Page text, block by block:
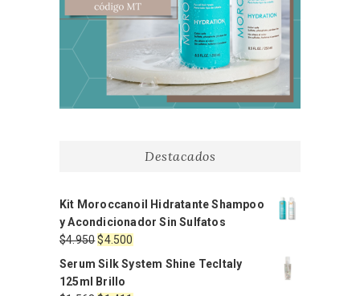
Destacados
Kit Moroccanoil Hidratante Shampoo
y Acondicionador Sin Sulfatos
$4.950El
precio
original
era:
$4.500
precio
es:
Serum Silk System Shine TecItaly
125ml Brillo